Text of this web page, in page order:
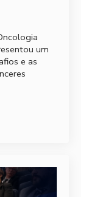
um
e as